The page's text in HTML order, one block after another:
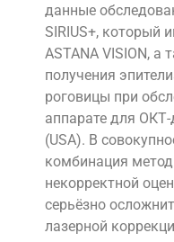
данные
SIRIUS+, который
ASTANA VISION, а
получения
роговицы при
аппарате для ОКТ-
(USA). В
комбинация
некорректной
серьёзно
лазерной